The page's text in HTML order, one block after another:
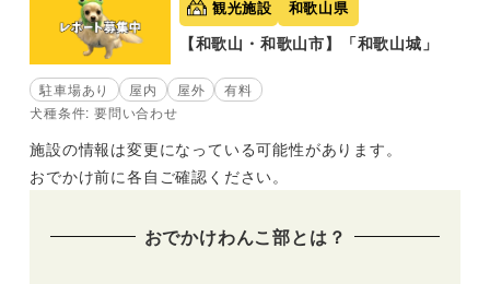
観光施設 和歌山県
【和歌山・和歌山市】「和歌山城」
駐車場あり 屋内 屋外
有料
犬種条件: 要問い合わせ
施設の情報は変更になっている可能性があります。
おでかけ前に各自ご確認ください。
おでかけわんこ部とは？